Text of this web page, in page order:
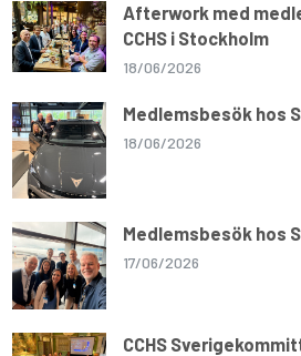
Afterwork med
CCHS i Stockholm
18/06/2026
Medlemsbesök hos
18/06/2026
Medlemsbesök hos
17/06/2026
CCHS